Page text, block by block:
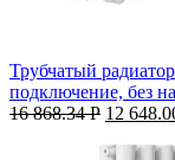
Трубчатый
подключение, без
16 868.34Р 12